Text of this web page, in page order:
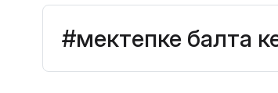
#мектепке балта